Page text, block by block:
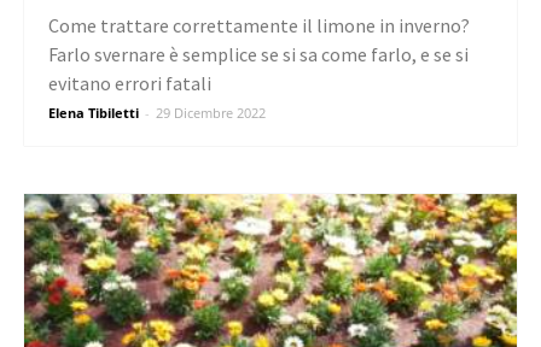
Elena Tibiletti - 29 Dicembre 2022
Come trattare correttamente il limone in inverno?
Farlo svernare è semplice se si sa come farlo, e se si
evitano errori fatali